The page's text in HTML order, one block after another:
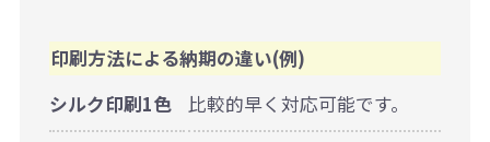
印刷方法による納期の違い(例)
シルク印刷1色
比較的早く対応可能です。